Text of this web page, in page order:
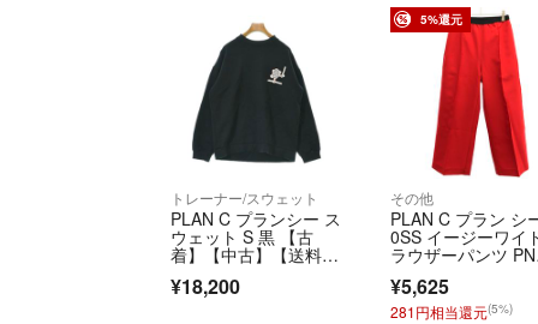
トレーナー/スウェット
PLAN C プランシー ス
ウェット S 黒 【古
着】【中古】【送料無
料】
¥18,200
5%還元
その他
PLAN C プラン シ
0SS イージーワイ
ラウザーパンツ
B03UZ8TP006 レッ
ド 36
¥5,625
281円相当還元(5%)